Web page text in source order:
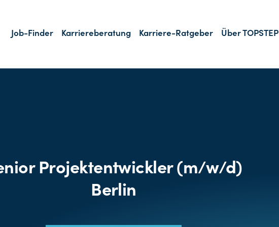
Job-Finder Karriereberatung Karriere-Ratgeber Über TOPSTEP
Projektentwickler (m/w/d)
Berlin